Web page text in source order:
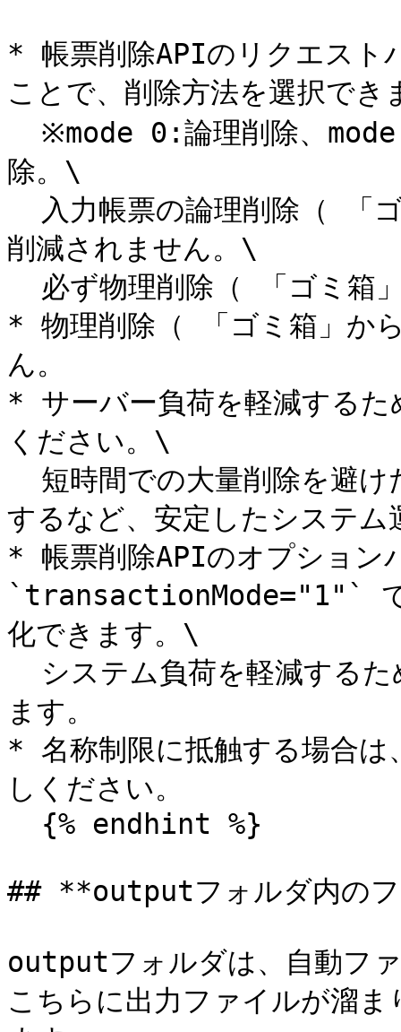
* 帳票削除APIのリクエス
ことで、削除方法を選択でき
除。\
削減されません。\
* 物理削除（ 「ゴミ箱」か
ん。
* サーバー負荷を軽減するた
ください。\
するなど、安定したシステ
* 帳票削除APIのオプション
`transactionMode="1"` で
化できます。\
ます。
* 名称制限に抵触する場合は
しください。
## **outputフォルダ内の
outputフォルダは、自動フ
こちらに出力ファイルが溜